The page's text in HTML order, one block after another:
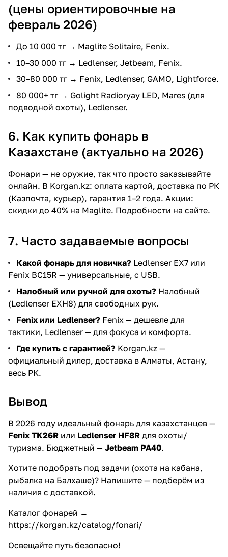
(цены ориентировочные на
февраль 2026)
До 10 000 тг → Maglite Solitaire, Fenix.
10–30 000 тг → Ledlenser, Jetbeam, Fenix.
30–80 000 тг → Fenix, Ledlenser, GAMO, Lightforce.
80 000+ тг → Golight Radioryay LED, Mares (для
подводной охоты), Ledlenser.
6. Как купить фонарь в
Казахстане (актуально на 2026)
Фонари — не оружие, так что просто заказывайте
онлайн. В Korgan.kz: оплата картой, доставка по РК
(Казпочта, курьер), гарантия 1–2 года. Акции:
скидки до 40% на Maglite. Подробности на сайте.
7. Часто задаваемые вопросы
Какой фонарь для новичка? Ledlenser EX7 или
Fenix BC15R — универсальные, с USB.
Налобный или ручной для охоты? Налобный
(Ledlenser EXH8) для свободных рук.
Fenix или Ledlenser? Fenix — дешевле для
тактики, Ledlenser — для фокуса и комфорта.
Где купить с гарантией? Korgan.kz —
официальный дилер, доставка в Алматы, Астану,
весь РК.
Вывод
В 2026 году идеальный фонарь для казахстанцев —
Fenix TK26R или Ledlenser HF8R для охоты/
туризма. Бюджетный — Jetbeam PA40.
Хотите подобрать под задачи (охота на кабана,
рыбалка на Балхаше)? Напишите — подберём из
наличия с доставкой.
Каталог фонарей →
https://korgan.kz/catalog/fonari/
Освещайте путь безопасно!